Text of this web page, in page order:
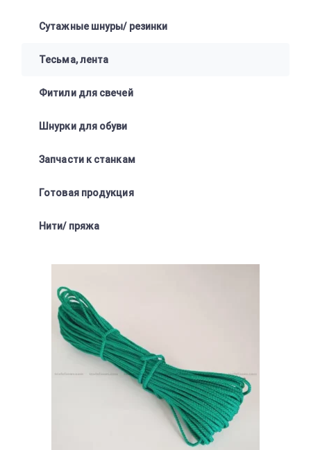
Сутажные шнуры/ резинки
Тесьма, лента
Фитили для свечей
Шнурки для обуви
Запчасти к станкам
Готовая продукция
Нити/ пряжа